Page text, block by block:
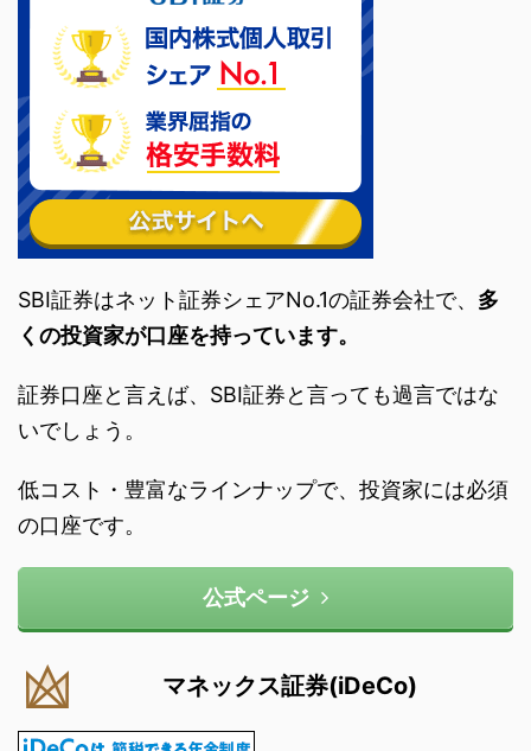
SBI証券はネット証券シェアNo.1の証券会社で、 多
くの投資家が口座を持っています。
証券口座と言えば、SBI証券と言っても過言ではな
いでしょう。
低コスト・豊富なラインナップで、投資家には必須
の口座です。
公式ページ
マネックス証券(iDeCo)